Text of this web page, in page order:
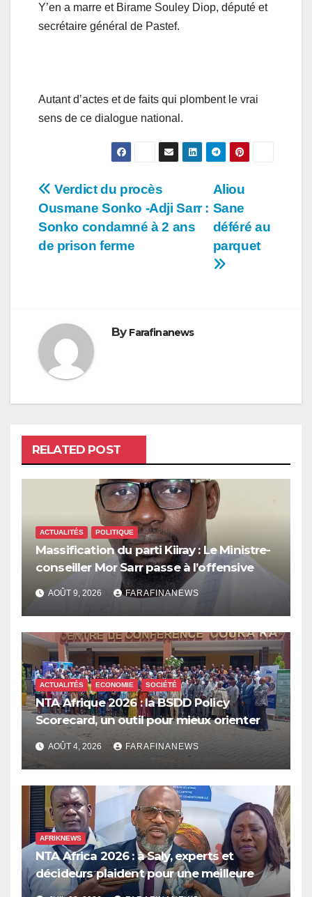
Y’en a marre et Birame Souley Diop, député et
secrétaire général de Pastef.
Autant d’actes et de faits qui plombent le vrai
sens de ce dialogue national.
Navigation
de
l’article
Aliou
Sane
déféré au
parquet
Verdict du procès
Ousmane Sonko -Adji Sarr :
Sonko condamné à 2 ans
de prison ferme
By Farafinanews
RELATED POST
ACTUALITÉS POLITIQUE
Massification du parti Kiiray : Le Ministre-
conseiller Mor Sarr passe à l’offensive
AOÛT 9, 2026 FARAFINANEWS
ACTUALITÉS ECONOMIE SOCIÉTÉ
NTA Afrique 2026 : la BSDD Policy
Scorecard, un outil pour mieux orienter
les dépenses publiques
AOÛT 4, 2026 FARAFINANEWS
AFRIKNEWS
NTA Africa 2026 : à Saly, experts et
décideurs plaident pour une meilleure
prise en compte de l’économie des soins